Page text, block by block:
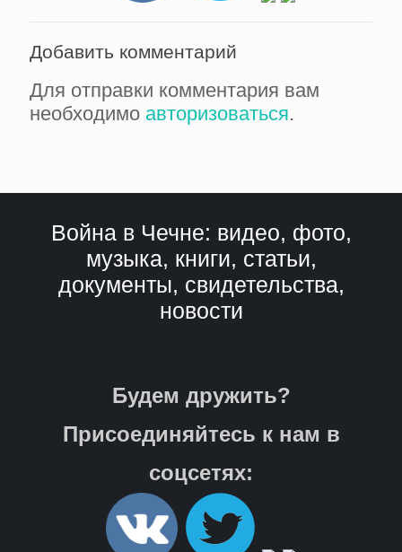
Добавить комментарий
Для отправки комментария вам
необходимо авторизоваться.
Война в Чечне: видео, фото,
музыка, книги, статьи,
документы, свидетельства,
новости
Будем дружить?
Присоединяйтесь к нам в
соцсетях: